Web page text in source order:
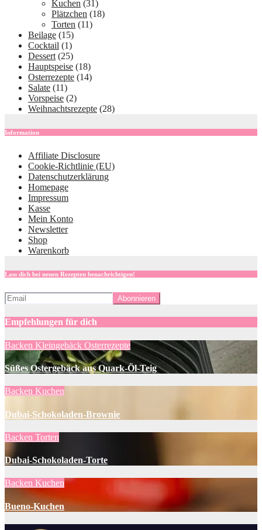
Kuchen (31)
Plätzchen (18)
Torten (11)
Beilage (15)
Cocktail (1)
Dessert (25)
Hauptspeise (18)
Osterrezepte (14)
Salate (11)
Vorspeise (2)
Weihnachtsrezepte (28)
Information
Affiliate Disclosure
Cookie-Richtlinie (EU)
Datenschutzerklärung
Homepage
Impressum
Kasse
Mein Konto
Newsletter
Shop
Warenkorb
Lass dich bei neuen Rezepten benachrichtigen!
Empfehlungen für dich
Backen Kleingebäck Osterrezepte
Süßes Ostergebäck aus Quark-Öl-Teig
Backen Kuchen
Dubai-Schokoladen-Brownie
Backen Torten
Dubai-Schokoladen-Torte
Backen Kuchen
Bueno-Kuchen